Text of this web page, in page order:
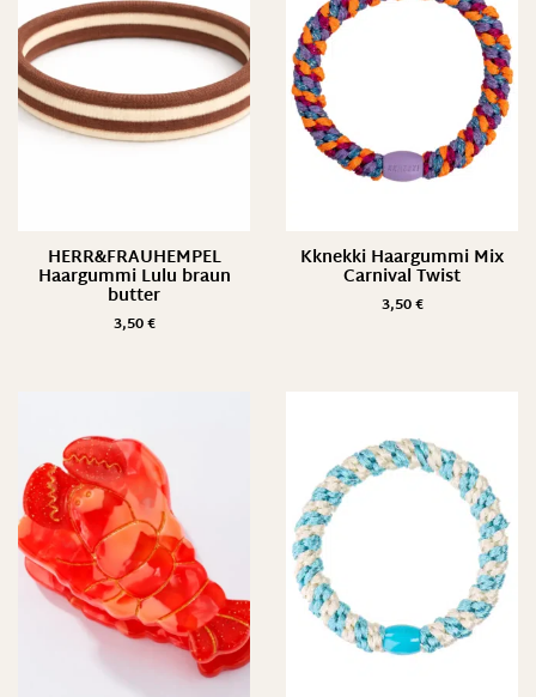
HERR&FRAUHEMPEL
Haargummi Lulu braun
butter
3,50€
Kknekki Haargummi Mix
Carnival Twist
3,50€